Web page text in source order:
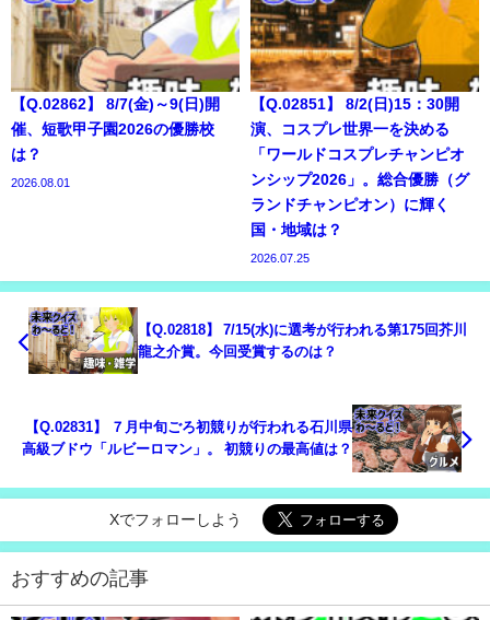
【Q.02862】 8/7(金)～9(日)開
催、短歌甲子園2026の優勝校
は？
2026.08.01
【Q.02851】 8/2(日)15：30開
演、コスプレ世界一を決める
「ワールドコスプレチャンピオ
ンシップ2026」。総合優勝（グ
ランドチャンピオン）に輝く
国・地域は？
2026.07.25
【Q.02818】 7/15(水)に選考が行われる第175回芥川
龍之介賞。今回受賞するのは？
【Q.02831】 ７月中旬ごろ初競りが行われる石川県
高級ブドウ「ルビーロマン」。 初競りの最高値は？
Xでフォローしよう
おすすめの記事